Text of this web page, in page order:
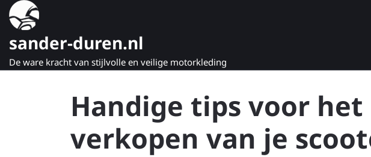
Naar
de
gaansander-duren.nl
De ware kracht van stijlvolle en veilige motorkleding
Handige tips voor het
verkopen van je